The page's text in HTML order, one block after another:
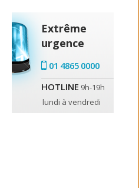
Extrême
urgence
01 4865 0000
HOTLINE 9h-19h
lundi à vendredi